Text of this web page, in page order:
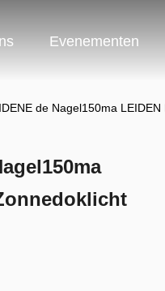
Evenementen
de Nagel150ma